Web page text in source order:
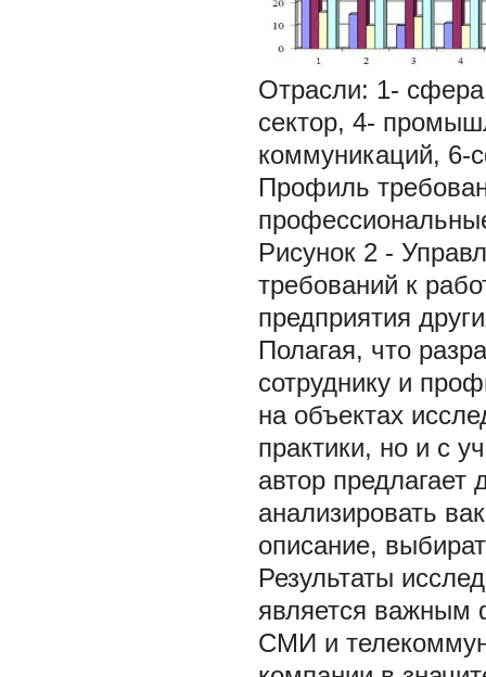
Отрасли: 1-
сектор, 4-
коммуникаций, 6-
Профиль
Рисунок 2 -
требований к
предприятия
Полагая, что
сотруднику и
на объектах
практики, но и с
автор
анализировать
описание,
Результаты
является важным
СМИ и